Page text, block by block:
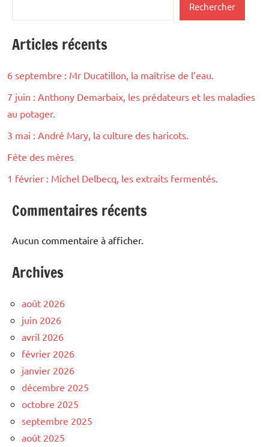
Rechercher
Articles récents
6 septembre : Mr Ducatillon, la maîtrise de l’eau.
7 juin : Anthony Demarbaix, les prédateurs et les maladies
au potager.
3 mai : André Mary, la culture des haricots.
Fête des mères
1 février : Michel Delbecq, les extraits fermentés.
Commentaires récents
Aucun commentaire à afficher.
Archives
août 2026
juin 2026
avril 2026
février 2026
janvier 2026
décembre 2025
octobre 2025
septembre 2025
août 2025